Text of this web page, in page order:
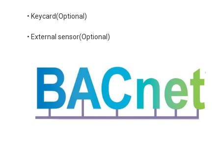
• Keycard(Optional)
• External sensor(Optional)